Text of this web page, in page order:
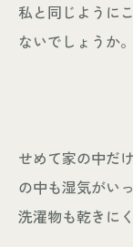
Leaf 家づく
私と同じように
ないでしょうか。
せめて家の中だ
の中も湿気がいっ
洗濯物も乾きに